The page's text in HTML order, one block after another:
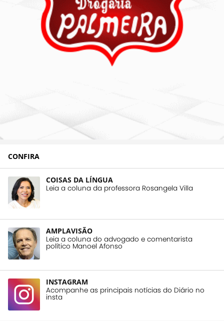
CONFIRA
COISAS DA LÍNGUA
Leia a coluna da professora Rosangela Villa
AMPLAVISÃO
Leia a coluna do advogado e comentarista
político Manoel Afonso
INSTAGRAM
Acompanhe as principais notícias do Diário no
insta